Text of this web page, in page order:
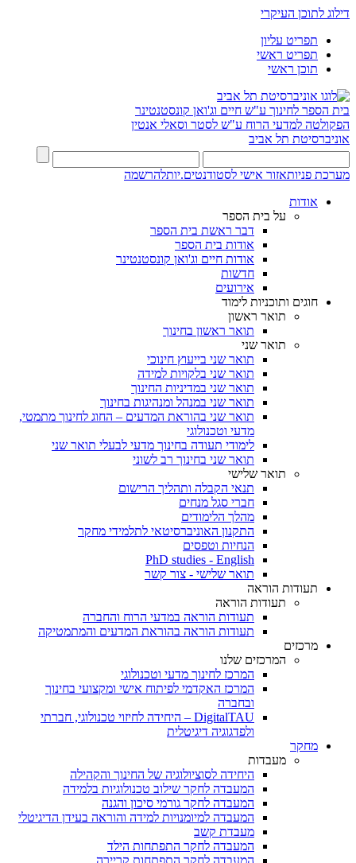
דילוג לתוכן העיקרי
תפריט עליון
תפריט ראשי
תוכן ראשי
בית הספר לחינוך ע"ש חיים וג'ואן קונסטנטינר
הפקולטה למדעי הרוח ע"ש לסטר וסאלי אנטין
אוניברסיטת תל אביב
מערכת פניותאזור אישי לסטודנטים.יותלהרשמה
אודות
על בית הספר
דבר ראשת בית הספר
אודות בית הספר
אודות חיים וג'ואן קונסטנטינר
חדשות
אירועים
חוגים ותוכניות לימוד
תואר ראשון
תואר ראשון בחינוך
תואר שני
תואר שני בייעוץ חינוכי
תואר שני בלקויות למידה
תואר שני במדיניות החינוך
תואר שני במנהל ומנהיגות בחינוך
תואר שני בהוראת המדעים – החוג לחינוך מתמטי,
מדעי וטכנולוגי
לימודי תעודה בחינוך מדעי לבעלי תואר שני
תואר שני בחינוך רב לשוני
תואר שלישי
תנאי הקבלה ותהליך הרישום
חברי סגל מנחים
מהלך הלימודים
התקנון האוניברסיטאי לתלמידי מחקר
הנחיות וטפסים
PhD studies - English
תואר שלישי - צור קשר
תעודות הוראה
תעודות הוראה
תעודות הוראה במדעי הרוח והחברה
תעודות הוראה בהוראת המדעים והמתמטיקה
מרכזים
המרכזים שלנו
המרכז לחינוך מדעי וטכנולוגי
המרכז האקדמי לפיתוח אישי ומקצועי בחינוך
ובחברה
DigitalTAU – היחידה לחיזוי טכנולוגי, חברתי
ולפדגוגיה דיגיטלית
מחקר
מעבדות
היחידה לסוציולוגיה של החינוך והקהילה
המעבדה לחקר שילוב טכנולוגיות בלמידה
המעבדה לחקר גורמי סיכון והגנה
המעבדה למיומנויות למידה והוראה בעידן הדיגיטלי
מעבדת קשב
המעבדה לחקר התפתחות הילד
המעבדה לחקר התפתחות קריירה